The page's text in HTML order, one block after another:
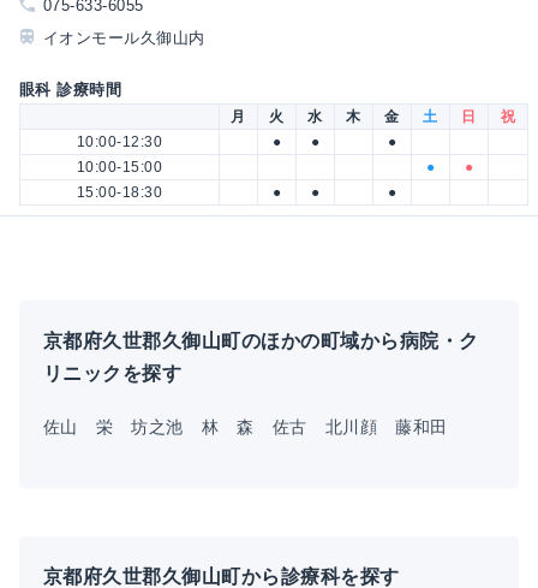
075-633-6055
イオンモール久御山内
眼科 診療時間
月 火 水 木 金 土 日
祝
10:00-12:30
● ●
●
10:00-15:00
●
●
15:00-18:30
● ● ●
京都府久世郡久御山町のほかの町域から病院・ク
リニックを探す
佐山 栄 坊之池 林 森 佐古 北川顔 藤和田
京都府久世郡久御山町から診療科を探す